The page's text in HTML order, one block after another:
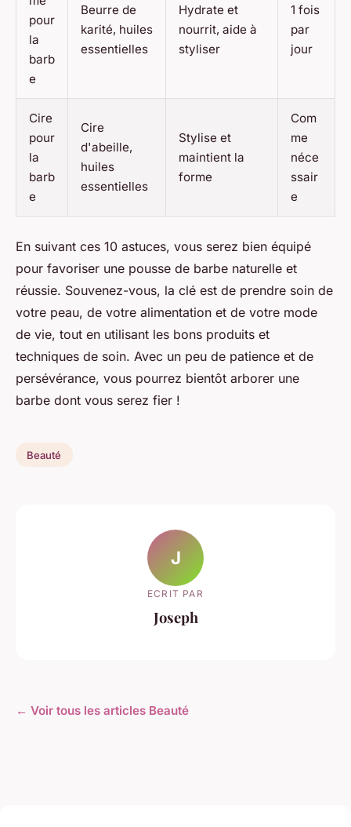
pour
la
barb
e
Beurre de
karité, huiles
essentielles
Hydrate et
nourrit, aide à
styliser
1 fois
par
jour
Cire
pour
la
barb
e
Cire
d'abeille,
huiles
essentielles
Stylise et
maintient la
forme
Com
me
néce
ssair
e
En suivant ces 10 astuces, vous serez bien équipé
pour favoriser une pousse de barbe naturelle et
réussie. Souvenez-vous, la clé est de prendre soin de
votre peau, de votre alimentation et de votre mode
de vie, tout en utilisant les bons produits et
techniques de soin. Avec un peu de patience et de
persévérance, vous pourrez bientôt arborer une
barbe dont vous serez fier !
Beauté
J
ECRIT PAR
Joseph
← Voir tous les articles Beauté